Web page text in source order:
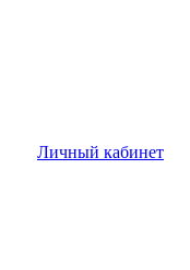
Личный кабинет